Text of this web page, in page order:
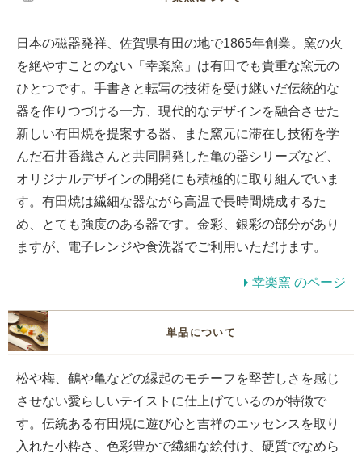
日本の磁器発祥、佐賀県有田の地で1865年創業。窯の火
を絶やすことのない「幸楽窯」は有田でも貴重な窯元の
ひとつです。手書きと転写の技術を受け継いだ伝統的な
器を作りつづける一方、現代的なデザインを融合させた
新しい有田焼を提案する器、また窯元に滞在し技術を学
んだ石井香織さんと共同開発した亀の器シリーズなど、
オリジナルデザインの開発にも積極的に取り組んでいま
す。有田焼は繊細な器ながら高温で長時間焼成するた
め、とても強度のある器です。金彩、銀彩の部分があり
ますが、電子レンジや食洗器でご利用いただけます。
幸楽窯 のページ
単品について
松や梅、鶴や亀などの縁起のモチーフを堅苦しさを感じ
させない愛らしいテイストに仕上げているのが特徴で
す。伝統ある有田焼に遊び心と吉祥のエッセンスを取り
入れた小粋さ、色彩豊かで繊細な絵付け、硬質でなめら